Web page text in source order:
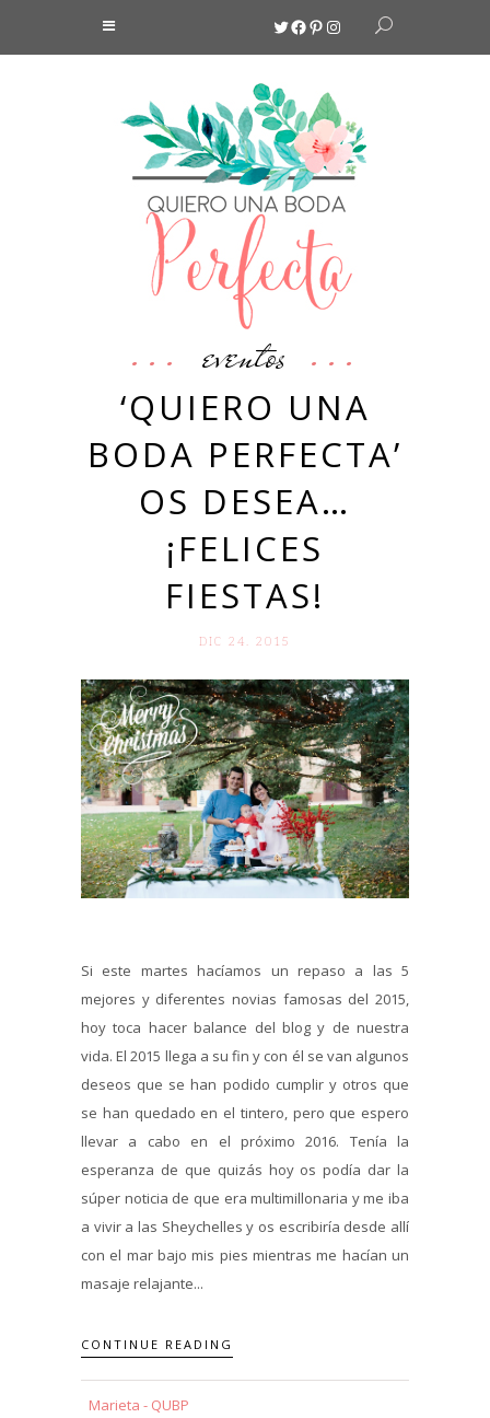
Twitter
Facebook
Pinterest
Instagram
eventos
‘QUIERO UNA
BODA PERFECTA’
OS DESEA…
¡FELICES
FIESTAS!
DIC 24. 2015
Si este martes hacíamos un repaso a las 5
mejores y diferentes novias famosas del 2015,
hoy toca hacer balance del blog y de nuestra
vida. El 2015 llega a su fin y con él se van algunos
deseos que se han podido cumplir y otros que
se han quedado en el tintero, pero que espero
llevar a cabo en el próximo 2016. Tenía la
esperanza de que quizás hoy os podía dar la
súper noticia de que era multimillonaria y me iba
a vivir a las Sheychelles y os escribiría desde allí
con el mar bajo mis pies mientras me hacían un
masaje relajante...
CONTINUE READING
Marieta - QUBP